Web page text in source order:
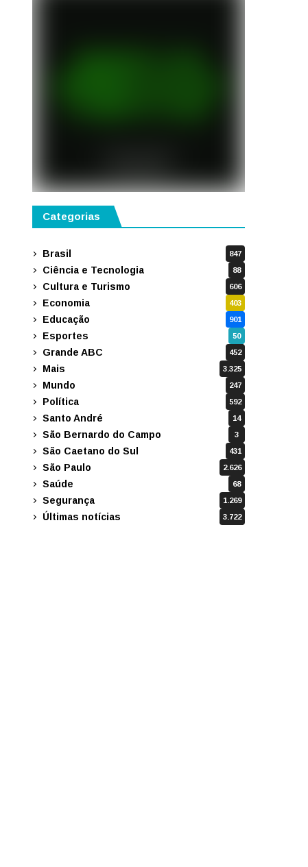
Categorias
Brasil 847
Ciência e Tecnologia 88
Cultura e Turismo 606
Economia 403
Educação 901
Esportes 50
Grande ABC 452
Mais 3.325
Mundo 247
Política 592
Santo André 14
São Bernardo do Campo 3
São Caetano do Sul 431
São Paulo 2.626
Saúde 68
Segurança 1.269
Últimas notícias 3.722